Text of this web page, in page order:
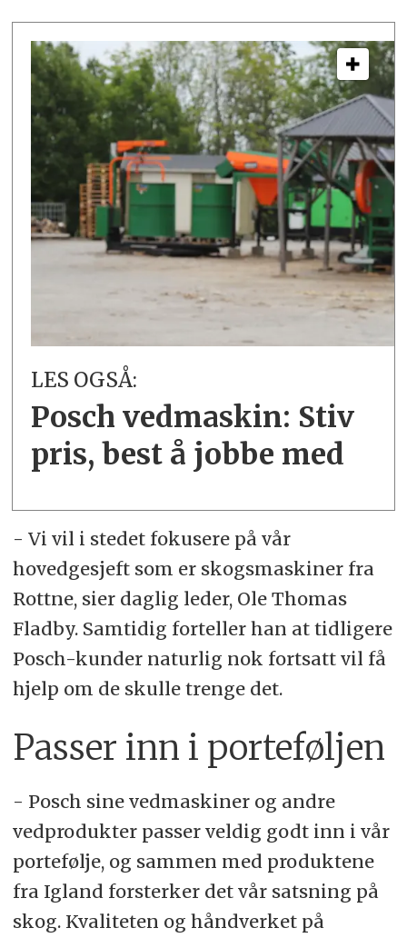
LES OGSÅ:
Posch ved­maskin: Stiv
pris, best å jobbe med
- Vi vil i stedet fokusere på vår
hovedgesjeft som er skogsmaskiner fra
Rottne, sier daglig leder, Ole Thomas
Fladby. Samtidig forteller han at tidligere
Posch-kunder naturlig nok fortsatt vil få
hjelp om de skulle trenge det.
Passer inn i porteføljen
- Posch sine vedmaskiner og andre
vedprodukter passer veldig godt inn i vår
portefølje, og sammen med produktene
fra Igland forsterker det vår satsning på
skog. Kvaliteten og håndverket på